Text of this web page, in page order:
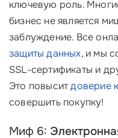
ключевую роль.
бизнес не является
заблуждение. Все
защиты данных, и мы
SSL-сертификаты и
Это повыситдоверие
совершить покупку!
Миф 6: